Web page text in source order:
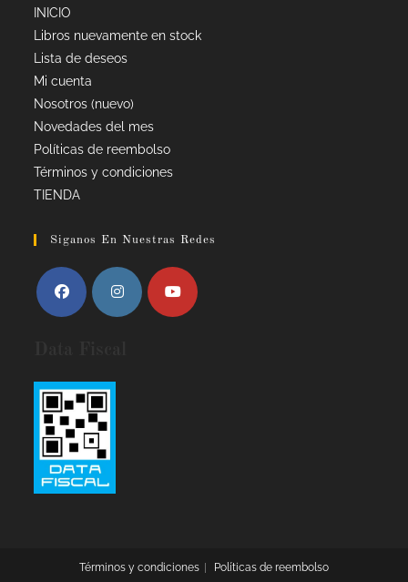
INICIO
Libros nuevamente en stock
Lista de deseos
Mi cuenta
Nosotros (nuevo)
Novedades del mes
Políticas de reembolso
Términos y condiciones
TIENDA
Siganos En Nuestras Redes
Términos y condiciones Políticas de reembolso